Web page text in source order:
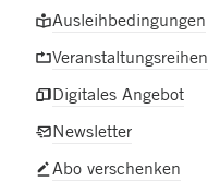
Ausleihbedingungen
Veranstaltungsreihen
Digitales Angebot
Newsletter
Abo verschenken